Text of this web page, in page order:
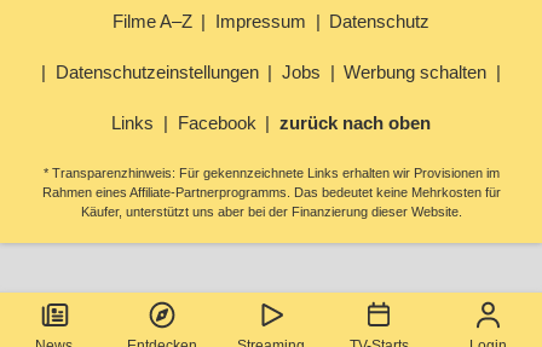
Filme A–Z Impressum Datenschutz
Datenschutzeinstellungen Jobs Werbung schalten
Links Facebook zurück nach oben
* Transparenzhinweis: Für gekennzeichnete Links erhalten wir Provisionen im
Rahmen eines Affiliate-Partnerprogramms. Das bedeutet keine Mehrkosten für
Käufer, unterstützt uns aber bei der Finanzierung dieser Website.